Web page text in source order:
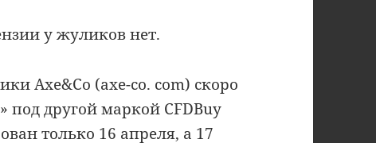
у жуликов нет.
Axe&Co (axe-co. com) скоро
под другой маркой CFDBuy
только 16 апреля, а 17